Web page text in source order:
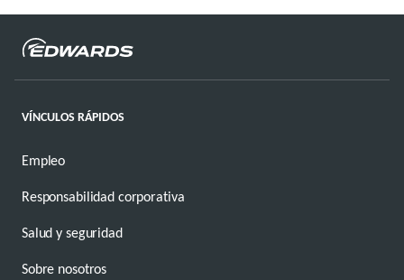
VÍNCULOS RÁPIDOS
Empleo
Responsabilidad corporativa
Salud y seguridad
Sobre nosotros